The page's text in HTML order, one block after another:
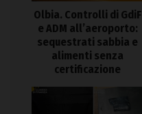
Olbia. Controlli di GdiF
e ADM all’aeroporto:
sequestrati sabbia e
alimenti senza
certificazione